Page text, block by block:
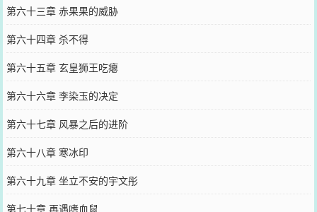
第六十三章 赤果果的威胁
第六十四章 杀不得
第六十五章 玄皇狮王吃瘪
第六十六章 李染玉的决定
第六十七章 风暴之后的进阶
第六十八章 寒冰印
第六十九章 坐立不安的宇文彤
第七十章 再遇嗜血鼠